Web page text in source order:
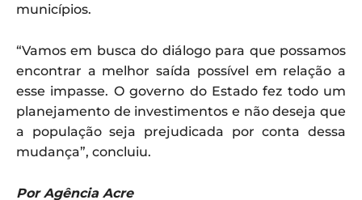
municípios.
“Vamos em busca do diálogo para que possamos
encontrar a melhor saída possível em relação a
esse impasse. O governo do Estado fez todo um
planejamento de investimentos e não deseja que
a população seja prejudicada por conta dessa
mudança”, concluiu.
Por Agência Acre